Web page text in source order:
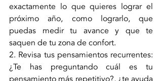
exactamente lo que quieres lograr el
próximo año, como lograrlo, que
puedas medir tu avance y que te
saquen de tu zona de confort.
2. Revisa tus pensamientos recurrentes:
¿Te has preguntando cuál es tu